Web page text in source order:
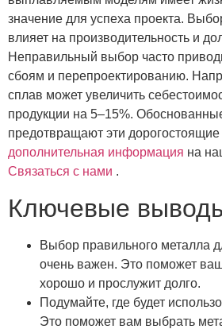
значение для успеха проекта.
влияет на производительность и
Неправильный выбор часто
сбоям и перепроектированию.
сплав может увеличить
продукции на 5–15%.
предотвращают эти
дополнительная информация на
Связаться с нами .
Ключевые
Выбор правильного металла
очень важен. Это поможет
хорошо и прослужит долго.
Подумайте, где будет
Это поможет вам выбрать